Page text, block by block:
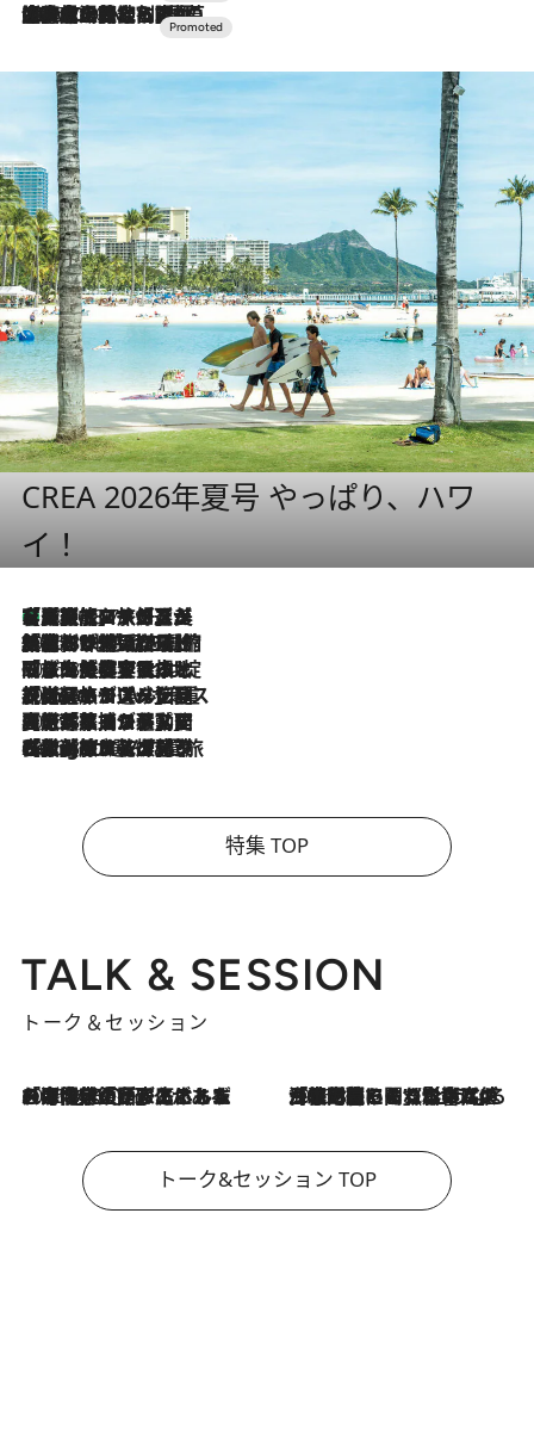
2026.7.10
NEW OPEN！【界 草津】名湯の地に誕生。趣の異なる2種の温泉と上州ならではの会席・蕎麦割烹など美食を味わう究極の癒やし旅
CREA 2026年夏号 やっぱり、ハワ
イ！
2026.8.7
【厳選旅コスメ】「多機能アイテムがメイン！」旅好き美容エディターが選んだ夏旅ベストコスメを発表【Mサイズジップ】
2026.8.6
「荷物が増えるほど旅ストレスは増す」美容ジャーナリストがたどり着いた最終結論。“化粧品を劇的に減らす”感動の凝縮美容とは
2026.8.6
「旅先には金髪ウィッグを持参」日本と同じメイクでは損してる!? 美容ジャーナリストが提案する“掟破りの旅美容”とは
2026.8.6
【厳選旅コスメ】「身軽さ＆UV対策重視！」ヘアアーティストshucoが選んだ夏旅ベストコスメを発表【Mサイズジップ】
2026.8.5
【厳選旅コスメ】国内をあちこち移動する河井菜摘が選んだ夏旅ベストコスメ発表！「リラックスアイテムはマスト」【Mサイズジップ】
2026.8.4
【厳選旅コスメ】「紫外線＆乾燥対策しながらメイク感も！」ヘア＆メイクGeorgeが選んだ夏旅ベストコスメを発表！【Mサイズジップ】
特集 TOP
TALK & SESSION
トーク＆セッション
2026.8.3
「今後値上げがあるとすれば…」「リスクがあるのは今年の冬」エネルギー専門家が語る、ホルムズ海峡封鎖が家庭にもたらす“ある心配” 2026.8.3
「住宅建てられない…」「サーチャージ料の高値が続いている」ホルムズ海峡封鎖による影響はいつまで続く？《エネルギー専門家に聞く“どうなる日本の暮らし”》
トーク&セッション TOP